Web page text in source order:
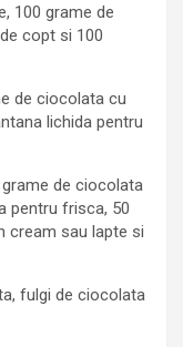
100 grame de
copt si 100
de ciocolata cu
lichida pentru
de ciocolata
pentru frisca, 50
cream sau lapte si
fulgi de ciocolata